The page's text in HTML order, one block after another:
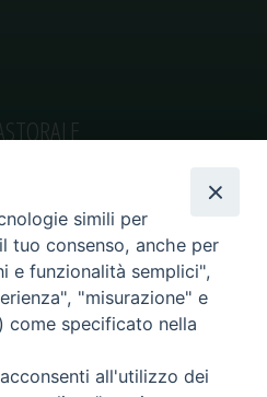
simili per
tuo consenso, anche per
e funzionalità semplici",
"misurazione" e
specificato nella
all'utilizzo dei